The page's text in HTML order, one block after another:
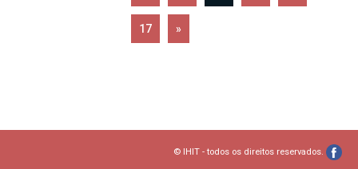
17 »
© IHIT - todos os direitos reservados.